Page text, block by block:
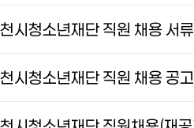
시청소년재단 직원 채용 공고